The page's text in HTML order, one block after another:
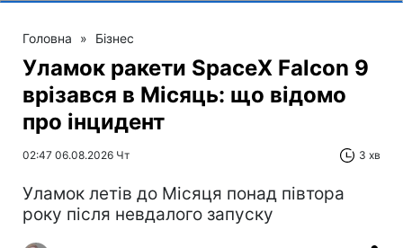
Головна » Бізнес
Уламок ракети SpaceX Falcon 9
врізався в Місяць: що відомо
про інцидент
02:47 06.08.2026 Чт 3 хв
Уламок летів до Місяця понад півтора
року після невдалого запуску